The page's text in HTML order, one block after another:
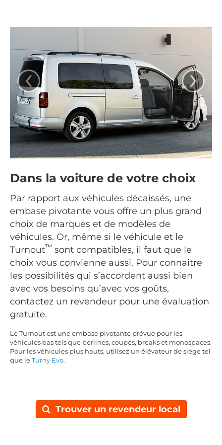
‹ ›
Dans la voiture de votre choix
Par rapport aux véhicules décaissés, une
embase pivotante vous offre un plus grand
choix de marques et de modèles de
véhicules. Or, même si le véhicule et le
Turnout™ sont compatibles, il faut que le
choix vous convienne aussi. Pour connaître
les possibilités qui s’accordent aussi bien
avec vos besoins qu’avec vos goûts,
contactez un revendeur pour une évaluation
gratuite.
Le Turnout est une embase pivotante prévue pour les
véhicules bas tels que berlines, coupés, breaks et monospaces.
Pour les véhicules plus hauts, utilisez un élévateur de siège tel
que le Turny Evo.
Trouver un revendeur local